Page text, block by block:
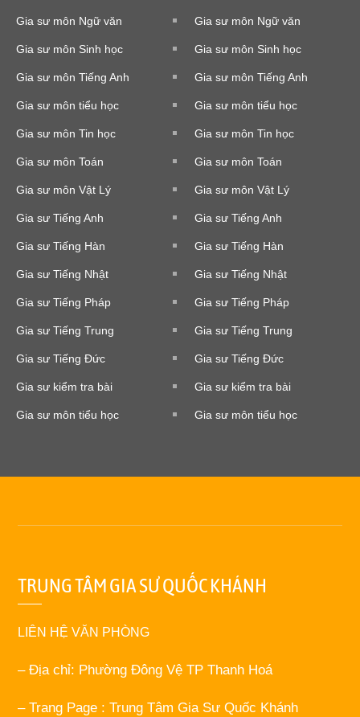
Gia sư môn Ngữ văn Gia sư môn Ngữ văn
Gia sư môn Sinh học Gia sư môn Sinh học
Gia sư môn Tiếng Anh Gia sư môn Tiếng Anh
Gia sư môn tiểu học Gia sư môn tiểu học
Gia sư môn Tin học Gia sư môn Tin học
Gia sư môn Toán Gia sư môn Toán
Gia sư môn Vật Lý Gia sư môn Vật Lý
Gia sư Tiếng Anh Gia sư Tiếng Anh
Gia sư Tiếng Hàn Gia sư Tiếng Hàn
Gia sư Tiếng Nhật Gia sư Tiếng Nhật
Gia sư Tiếng Pháp Gia sư Tiếng Pháp
Gia sư Tiếng Trung Gia sư Tiếng Trung
Gia sư Tiếng Đức Gia sư Tiếng Đức
Gia sư kiểm tra bài Gia sư kiểm tra bài
Gia sư môn tiểu học Gia sư môn tiểu học
TRUNG TÂM GIA SƯ QUỐC KHÁNH
LIÊN HỆ VĂN PHÒNG
– Địa chỉ: Phường Đông Vệ TP Thanh Hoá
– Trang Page : Trung Tâm Gia Sư Quốc Khánh